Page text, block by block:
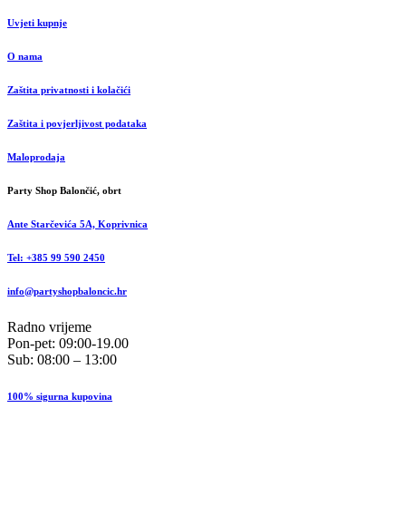
Uvjeti kupnje
O nama
Zaštita privatnosti i kolačići
Zaštita i povjerljivost podataka
Maloprodaja
Party Shop Balončić, obrt
Ante Starčevića 5A, Koprivnica
Tel: +385 99 590 2450
info@partyshopbaloncic.hr
Radno vrijeme
Pon-pet: 09:00-19.00
Sub: 08:00 – 13:00
100% sigurna kupovina